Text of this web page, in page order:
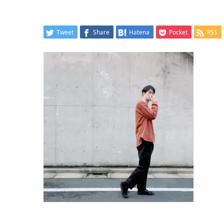
Tweet Share Hatena Pocket RSS